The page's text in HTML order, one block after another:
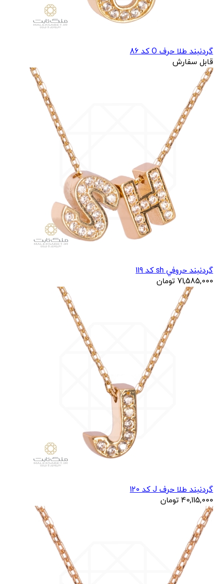
گردنبند طلا حرف O کد 86
قابل سفارش
گردنبند حروفي sh کد 119
71,585,000 تومان
گردنبند طلا حرف J کد 120
40,115,000 تومان